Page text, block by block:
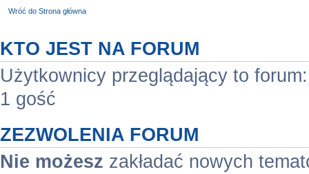
Wróć do Strona główna
KTO JEST NA FORUM
Użytkownicy przeglądający to
1 gość
ZEZWOLENIA FORUM
Nie możesz zakładać nowych